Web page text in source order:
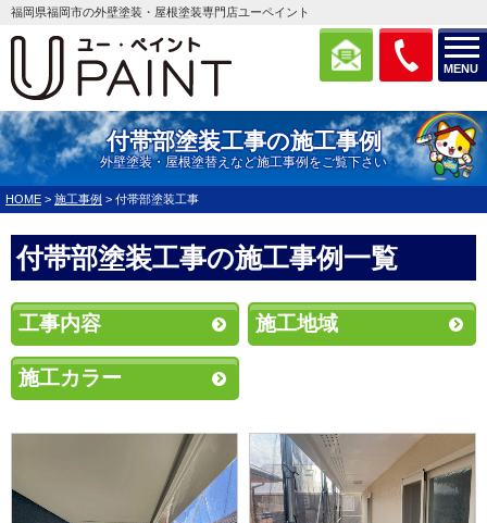
MENU
福岡県福岡市の外壁塗装・屋根塗装専門店ユーペイント
付帯部塗装工事の施工事例
外壁塗装・屋根塗替えなど施工事例をご覧下さい
HOME > 施工事例 > 付帯部塗装工事
付帯部塗装工事の施工事例一覧
工事内容 施工地域
施工カラー